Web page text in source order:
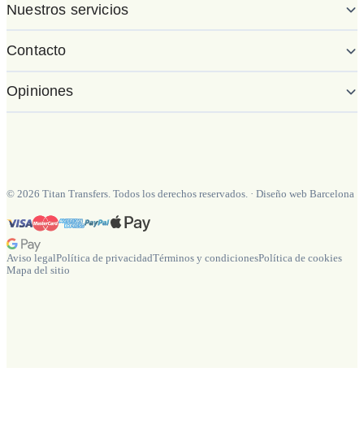
Nuestros servicios
Contacto
Opiniones
© 2026 Titan Transfers. Todos los derechos reservados. · Diseño web Barcelona
Aviso legalPolítica de privacidadTérminos y condicionesPolítica de cookies
Mapa del sitio